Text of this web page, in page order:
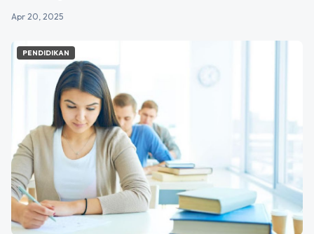
Apr 20, 2025
PENDIDIKAN